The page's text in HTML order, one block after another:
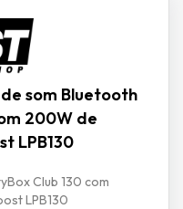
som Bluetooth
200W de
LPB130
Club 130 com
LPB130